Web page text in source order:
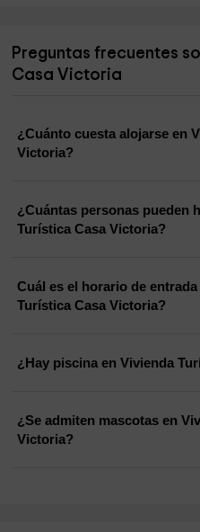
Preguntas frecuentes
Casa Victoria
¿Cuánto cuesta alojarse en
Victoria?
¿Cuántas personas pueden
Turística Casa Victoria?
Cuál es el horario de entrada y
Turística Casa Victoria?
¿Hay piscina en Vivienda
¿Se admiten mascotas en
Victoria?